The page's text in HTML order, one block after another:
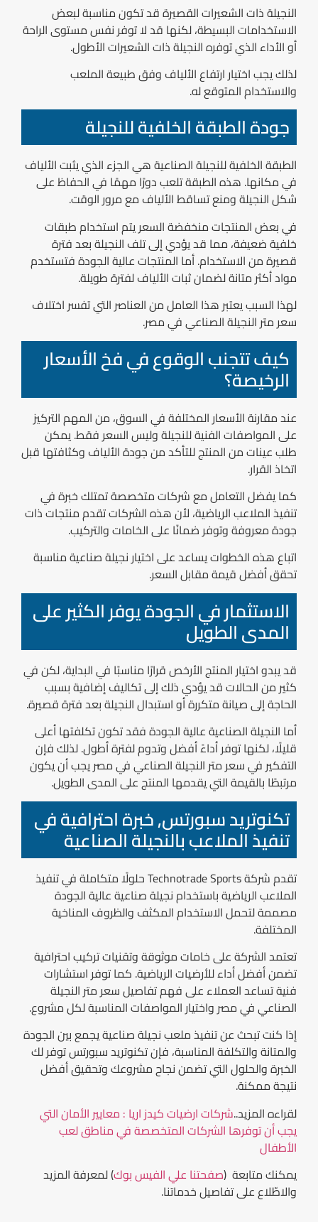
النجيلة ذات الشعيرات القصيرة قد تكون مناسبة لبعض
الاستخدامات البسيطة، لكنها قد لا توفر نفس مستوى الراحة
أو الأداء الذي توفره النجيلة ذات الشعيرات الأطول.
لذلك يجب اختيار ارتفاع الألياف وفق طبيعة الملعب
والاستخدام المتوقع له.
جودة الطبقة الخلفية للنجيلة
الطبقة الخلفية للنجيلة الصناعية هي الجزء الذي يثبت الألياف
في مكانها. هذه الطبقة تلعب دورًا مهمًا في الحفاظ على
شكل النجيلة ومنع تساقط الألياف مع مرور الوقت.
في بعض المنتجات منخفضة السعر يتم استخدام طبقات
خلفية ضعيفة، مما قد يؤدي إلى تلف النجيلة بعد فترة
قصيرة من الاستخدام. أما المنتجات عالية الجودة فتستخدم
مواد أكثر متانة لضمان ثبات الألياف لفترة طويلة.
لهذا السبب يعتبر هذا العامل من العناصر التي تفسر اختلاف
سعر متر النجيلة الصناعي في مصر.
كيف تتجنب الوقوع في فخ الأسعار
الرخيصة؟
عند مقارنة الأسعار المختلفة في السوق، من المهم التركيز
على المواصفات الفنية للنجيلة وليس السعر فقط. يمكن
طلب عينات من المنتج للتأكد من جودة الألياف وكثافتها قبل
اتخاذ القرار.
كما يفضل التعامل مع شركات متخصصة تمتلك خبرة في
تنفيذ الملاعب الرياضية، لأن هذه الشركات تقدم منتجات ذات
جودة معروفة وتوفر ضمانًا على الخامات والتركيب.
اتباع هذه الخطوات يساعد على اختيار نجيلة صناعية مناسبة
تحقق أفضل قيمة مقابل السعر.
الاستثمار في الجودة يوفر الكثير على
المدى الطويل
قد يبدو اختيار المنتج الأرخص قرارًا مناسبًا في البداية، لكن في
كثير من الحالات قد يؤدي ذلك إلى تكاليف إضافية بسبب
الحاجة إلى صيانة متكررة أو استبدال النجيلة بعد فترة قصيرة.
أما النجيلة الصناعية عالية الجودة فقد تكون تكلفتها أعلى
قليلًا، لكنها توفر أداءً أفضل وتدوم لفترة أطول. لذلك فإن
التفكير في سعر متر النجيلة الصناعي في مصر يجب أن يكون
مرتبطًا بالقيمة التي يقدمها المنتج على المدى الطويل.
تكنوتريد سبورتس, خبرة احترافية في
تنفيذ الملاعب بالنجيلة الصناعية
تقدم شركة Technotrade Sports حلولًا متكاملة في تنفيذ
الملاعب الرياضية باستخدام نجيلة صناعية عالية الجودة
مصممة لتحمل الاستخدام المكثف والظروف المناخية
المختلفة.
تعتمد الشركة على خامات موثوقة وتقنيات تركيب احترافية
تضمن أفضل أداء للأرضيات الرياضية. كما توفر استشارات
فنية تساعد العملاء على فهم تفاصيل سعر متر النجيلة
الصناعي في مصر واختيار المواصفات المناسبة لكل مشروع.
إذا كنت تبحث عن تنفيذ ملعب نجيلة صناعية يجمع بين الجودة
والمتانة والتكلفة المناسبة، فإن تكنوتريد سبورتس توفر لك
الخبرة والحلول التي تضمن نجاح مشروعك وتحقيق أفضل
نتيجة ممكنة.
لقراءه المزيد..شركات ارضيات كيدز اريا : معايير الأمان التي
يجب أن توفرها الشركات المتخصصة في مناطق لعب
الأطفال
يمكنك متابعة ( صفحتنا علي الفيس بوك) لمعرفة المزيد
والاطّلاع على تفاصيل خدماتنا.